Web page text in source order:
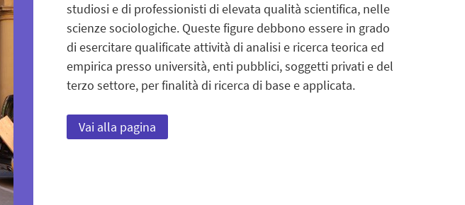
studiosi e di professionisti di elevata qualità scientifica, nelle
scienze sociologiche. Queste figure debbono essere in grado
di esercitare qualificate attività di analisi e ricerca teorica ed
empirica presso università, enti pubblici, soggetti privati e del
terzo settore, per finalità di ricerca di base e applicata.
Vai alla pagina